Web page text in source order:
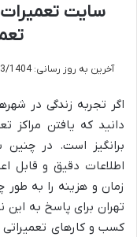
سایت
آخرین به روز رسانی: 03/03/1404
اگر تجربه زندگی در
دانید که یافتن مراکز
برانگیز است. در
اطلاعات دقیق و قابل
زمان و هزینه را به
تهران برای پاسخ به
کسب و کارهای